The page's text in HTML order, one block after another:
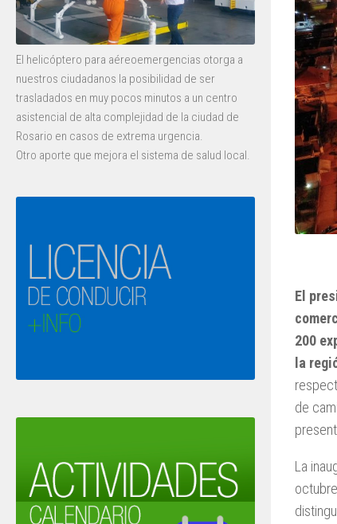
El
200
la
de
La
El helicóptero para aéreoemergencias otorga a
nuestros ciudadanos la posibilidad de ser
trasladados en muy pocos minutos a un centro
asistencial de alta complejidad de la ciudad de
Rosario en casos de extrema urgencia.
Otro aporte que mejora el sistema de salud local.